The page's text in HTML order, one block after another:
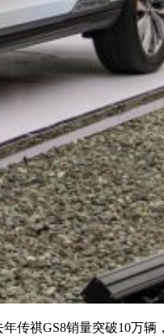
传祺GS8销量突破10万辆